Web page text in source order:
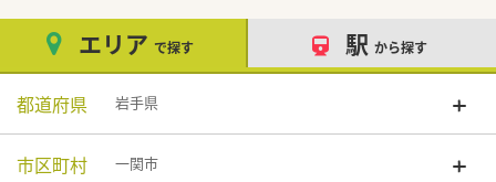
エリア で探す 駅 から探す
都道府県 岩手県
市区町村 一関市